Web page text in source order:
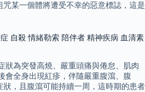
咒某一個體將遭受不幸的惡意標誌，這是
自殺 情緒勒索 陪伴者 精神疾病 血清素
狀為突發高燒、嚴重頭痛與倦怠、肌肉
會全身出現紅疹，伴隨嚴重腹瀉、腹
狀，且腹瀉可能持續一周，這時期的患者